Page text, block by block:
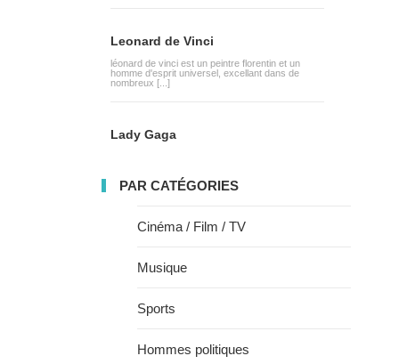
Leonard de Vinci
léonard de vinci est un peintre florentin et un
homme d'esprit universel, excellant dans de
nombreux [...]
Lady Gaga
PAR CATÉGORIES
Cinéma / Film / TV
Musique
Sports
Hommes politiques